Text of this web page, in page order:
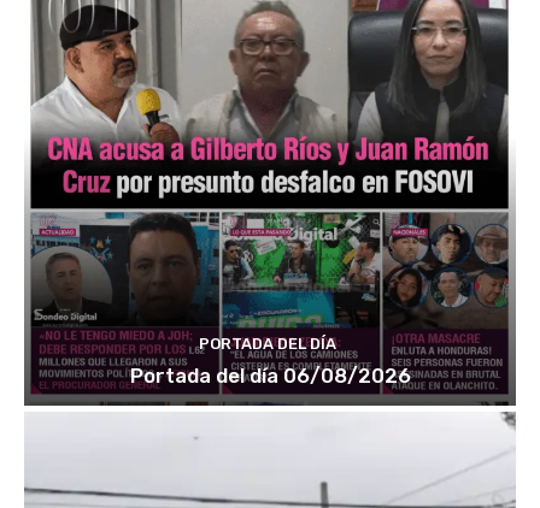
PORTADA DEL DÍA
Portada del día 06/08/2026